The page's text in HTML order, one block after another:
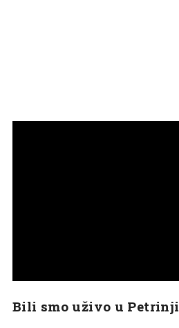
Bili smo uživo u Petrinji